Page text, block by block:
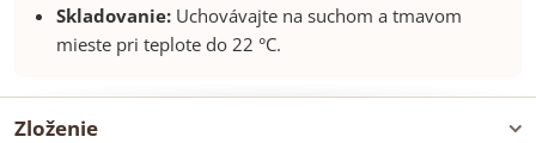
Skladovanie: Uchovávajte na suchom a tmavom
mieste pri teplote do 22 °C.
Zloženie